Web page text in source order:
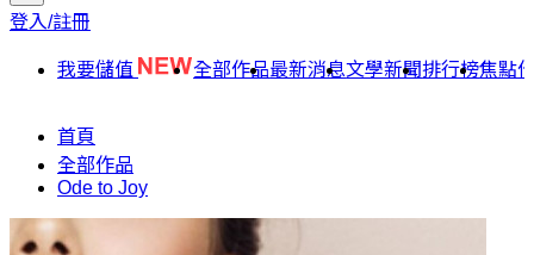
登入/註冊
我要儲值 全部作品最新消息文學新聞排行榜焦點
首頁
全部作品
Ode to Joy